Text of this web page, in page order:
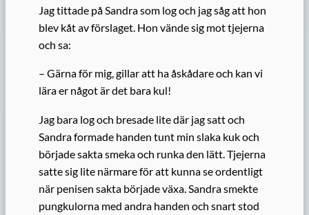
Jag tittade på Sandra som log och jag såg att hon
blev kåt av förslaget. Hon vände sig mot tjejerna
och sa:
– Gärna för mig, gillar att ha åskådare och kan vi
lära er något är det bara kul!
Jag bara log och bresade lite där jag satt och
Sandra formade handen tunt min slaka kuk och
började sakta smeka och runka den lätt. Tjejerna
satte sig lite närmare för att kunna se ordentligt
när penisen sakta började växa. Sandra smekte
pungkulorna med andra handen och snart stod